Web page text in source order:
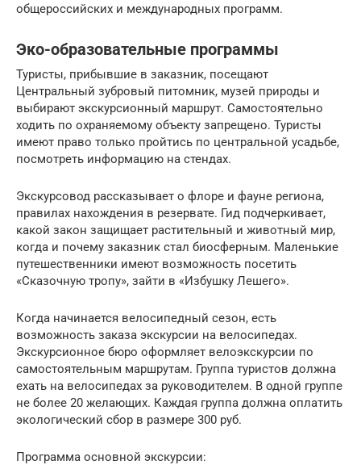
общероссийских и международных программ.
Эко-образовательные программы
Туристы, прибывшие в заказник, посещают
Центральный зубровый питомник, музей природы и
выбирают экскурсионный маршрут. Самостоятельно
ходить по охраняемому объекту запрещено. Туристы
имеют право только пройтись по центральной усадьбе,
посмотреть информацию на стендах.
Экскурсовод рассказывает о флоре и фауне региона,
правилах нахождения в резервате. Гид подчеркивает,
какой закон защищает растительный и животный мир,
когда и почему заказник стал биосферным. Маленькие
путешественники имеют возможность посетить
«Сказочную тропу», зайти в «Избушку Лешего».
Когда начинается велосипедный сезон, есть
возможность заказа экскурсии на велосипедах.
Экскурсионное бюро оформляет велоэкскурсии по
самостоятельным маршрутам. Группа туристов должна
ехать на велосипедах за руководителем. В одной группе
не более 20 желающих. Каждая группа должна оплатить
экологический сбор в размере 300 руб.
Программа основной экскурсии: